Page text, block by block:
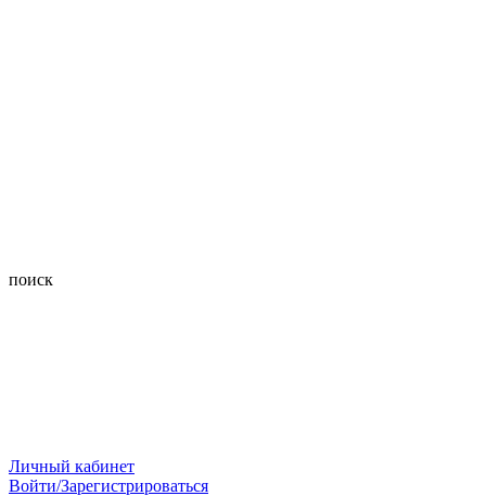
поиск
Личный кабинет
Войти/Зарегистрироваться